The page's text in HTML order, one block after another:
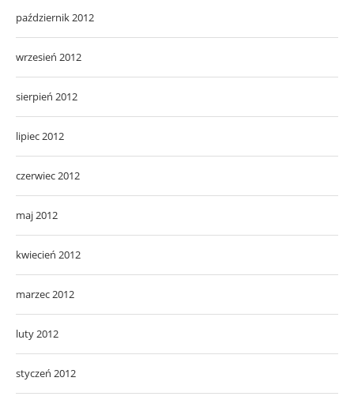
październik 2012
wrzesień 2012
sierpień 2012
lipiec 2012
czerwiec 2012
maj 2012
kwiecień 2012
marzec 2012
luty 2012
styczeń 2012